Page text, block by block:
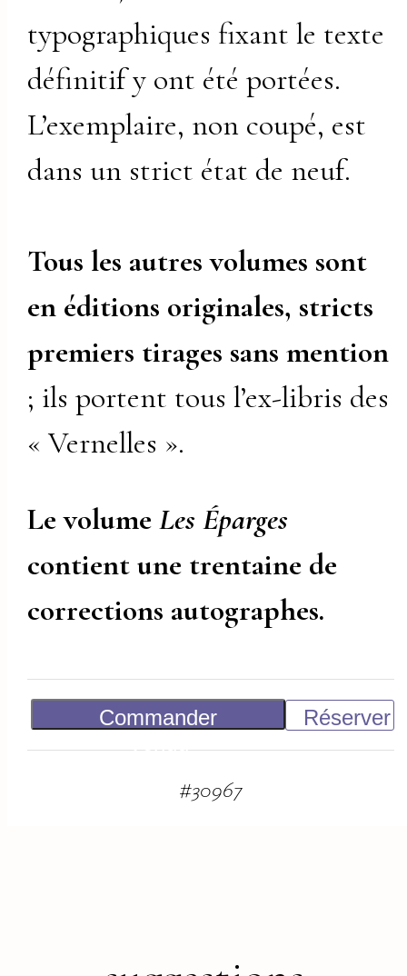
typographiques fixant le texte
définitif y ont été portées.
L’exemplaire, non coupé, est
dans un strict état de neuf.
Tous les autres volumes sont
en éditions originales, stricts
premiers tirages sans mention
; ils portent tous l’ex-libris des
« Vernelles ».
Le volumeLes Éparges
contient une trentaine de
corrections autographes.
Commander
Réserver
#30967